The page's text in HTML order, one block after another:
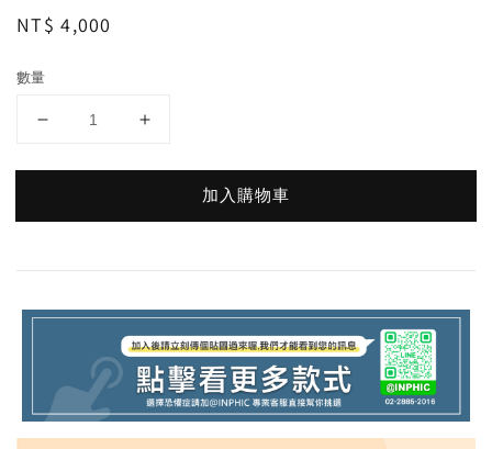
Regular
NT$ 4,000
數量
加入購物車